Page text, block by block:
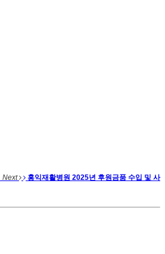
Next
홍익재활병원 2025년 후원금품 수입 및 사